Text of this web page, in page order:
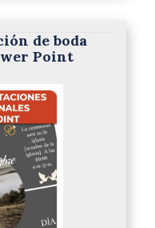
de boda
Point